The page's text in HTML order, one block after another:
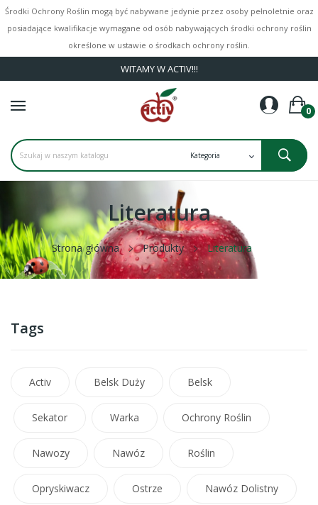
Środki Ochrony Roślin mogą być nabywane jedynie przez osoby pełnoletnie oraz
posiadające kwalifikacje wymagane od osób nabywających środki ochrony roślin
określone w ustawie o środkach ochrony roślin.
WITAMY W ACTIV!!!
0
Literatura
Strona główna Produkty Literatura
Tags
Activ Belsk Duży Belsk
Sekator Warka Ochrony Roślin
Nawozy Nawóz Roślin
Opryskiwacz Ostrze Nawóz Dolistny